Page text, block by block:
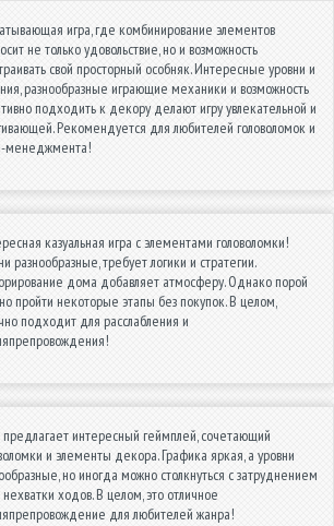
игра, где комбинирование элементов
не только удовольствие, но и возможность
свой просторный особняк. Интересные уровни и
разнообразные играющие механики и возможность
подходить к декору делают игру увлекательной и
Рекомендуется для любителей головоломок и
менеджмента!
казуальная игра с элементами головоломки!
разнообразные, требует логики и стратегии.
дома добавляет атмосферу. Однако порой
пройти некоторые этапы без покупок. В целом,
подходит для расслабления и
предлагает интересный геймплей, сочетающий
и элементы декора. Графика яркая, а уровни
но иногда можно столкнуться с затруднением
нехватки ходов. В целом, это отличное
для любителей жанра!